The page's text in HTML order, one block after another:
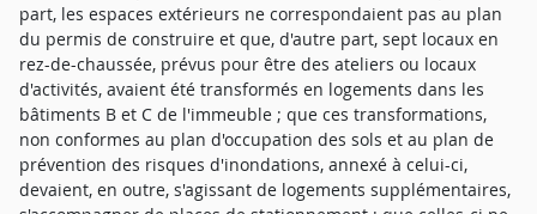
part, les espaces extérieurs ne correspondaient pas au plan
du permis de construire et que, d'autre part, sept locaux en
rez-de-chaussée, prévus pour être des ateliers ou locaux
d'activités, avaient été transformés en logements dans les
bâtiments B et C de l'immeuble ; que ces transformations,
non conformes au plan d'occupation des sols et au plan de
prévention des risques d'inondations, annexé à celui-ci,
devaient, en outre, s'agissant de logements supplémentaires,